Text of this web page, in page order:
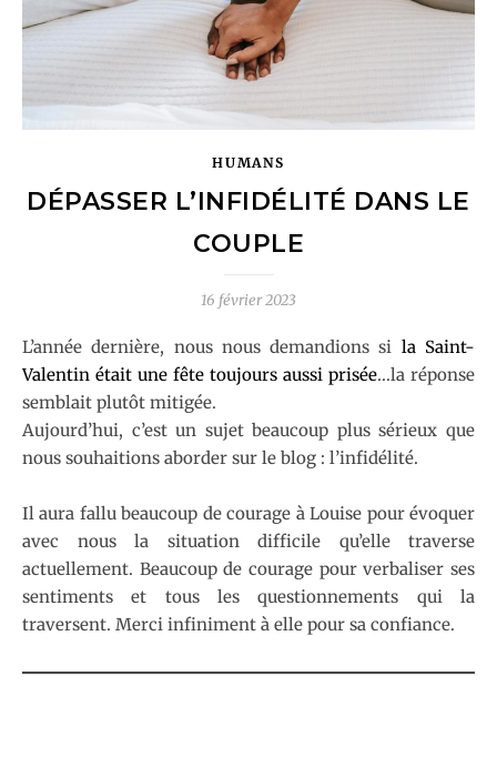
HUMANS
DÉPASSER L’INFIDÉLITÉ DANS LE
COUPLE
16 février 2023
L’année dernière, nous nous demandions si la Saint-
Valentin était une fête toujours aussi prisée…la réponse
semblait plutôt mitigée.
Aujourd’hui, c’est un sujet beaucoup plus sérieux que
nous souhaitions aborder sur le blog : l’infidélité.
Il aura fallu beaucoup de courage à Louise pour évoquer
avec nous la situation difficile qu’elle traverse
actuellement. Beaucoup de courage pour verbaliser ses
sentiments et tous les questionnements qui la
traversent. Merci infiniment à elle pour sa confiance.